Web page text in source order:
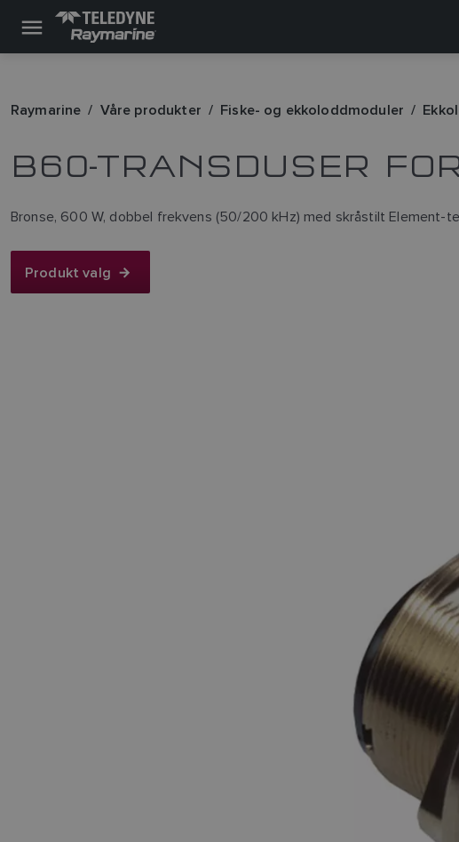
Raymarine Våre produkter Fiske- og ekkoloddmoduler
B60-TRANSDUSER
Bronse, 600 W, dobbel frekvens (50/200 kHz) med skråstilt Element-
Produkt valg